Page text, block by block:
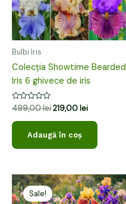
Bulbi Iris
Colecția Showtime Bearded
Iris 6 ghivece de iris
Evaluat
la
0
din
499,00lei219,00 lei
Adaugă în coș
Sale!
Prețul
inițial
a
Prețul
curent
este: